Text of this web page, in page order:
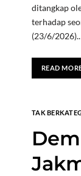
ditangkap
terhadap
(23/6/
READ
TAK